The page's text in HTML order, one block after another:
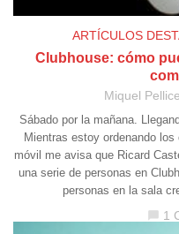
ARTÍCULOS
Clubhouse: cómo
Miquel
Sábado por la mañana.
Mientras estoy ordenando
móvil me avisa que Ricard
una serie de personas en
personas en la sala
chat_bubble 1